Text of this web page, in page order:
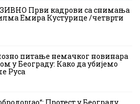
Први кадрови са снимања
Емира Кустурице /четврти
питање немачког новинара
у Београду: Како да убијемо
Руса